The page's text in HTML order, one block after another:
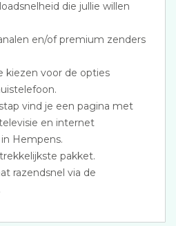
die jullie willen
en/of premium zenders
kiezen voor de opties
vind je een pagina met
en internet
Hempens.
pakket.
razendsnel via de